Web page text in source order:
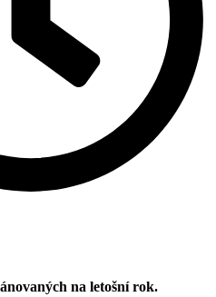
na letošní rok.